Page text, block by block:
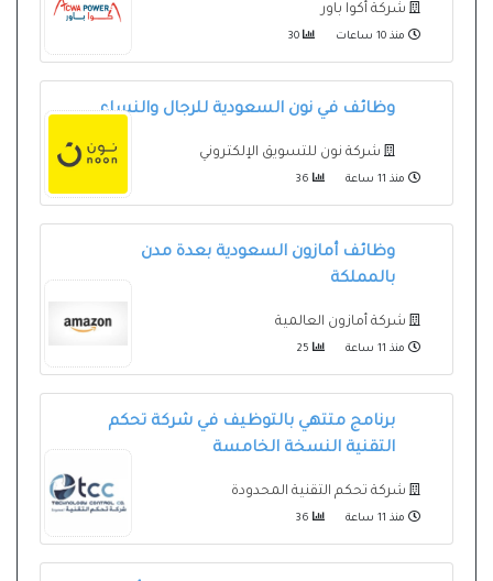
شركة أكوا باور
منذ 10 ساعات
وظائف في نون السعودية للرجال والنساء
شركة نون للتسويق الإلكتروني
منذ 11 ساعة
وظائف أمازون السعودية بعدة مدن
بالمملكة
شركة أمازون العالمية
منذ 11 ساعة
برنامج متتهي بالتوظيف في شركة تحكم
التقنية النسخة الخامسة
شركة تحكم التقنية المحدودة
منذ 11 ساعة